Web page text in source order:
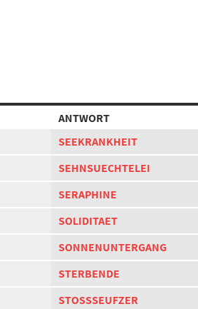
ANTWORT
SEEKRANKHEIT
SEHNSUECHTELEI
SERAPHINE
SOLIDITAET
SONNENUNTERGANG
STERBENDE
STOSSSEUFZER